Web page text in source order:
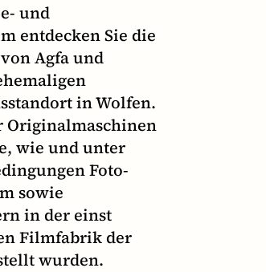
und
entdecken Sie die
Agfa und
in Wolfen.
Originalmaschinen
wie und unter
Foto-
sowie
in der einst
Filmfabrik der
wurden.